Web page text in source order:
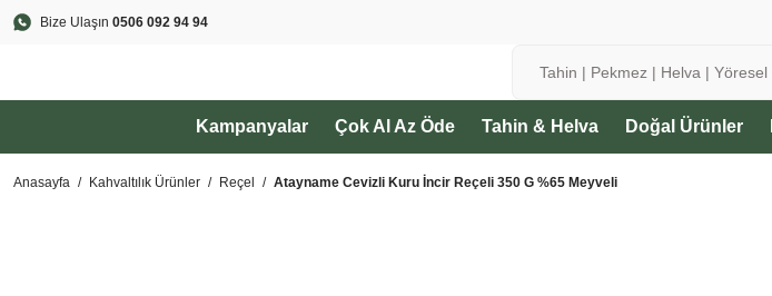
Bize Ulaşın 0506 092 94 94
Kampanyalar Çok Al Az Öde Tahin & Helva Doğal Ürünler
Anasayfa Kahvaltılık Ürünler Reçel Atayname Cevizli Kuru İncir Reçeli 350 G %65 Meyveli